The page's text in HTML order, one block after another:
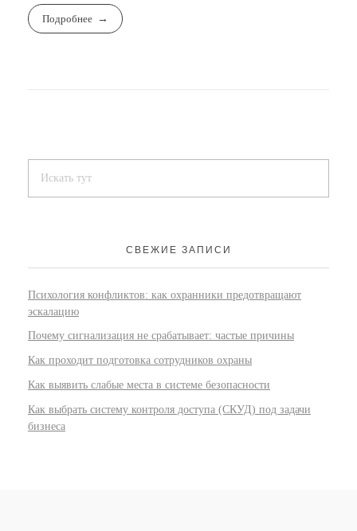
Подробнее
СВЕЖИЕ ЗАПИСИ
Психология конфликтов: как охранники предотвращают
эскалацию
Почему сигнализация не срабатывает: частые причины
Как проходит подготовка сотрудников охраны
Как выявить слабые места в системе безопасности
Как выбрать систему контроля доступа (СКУД) под задачи
бизнеса